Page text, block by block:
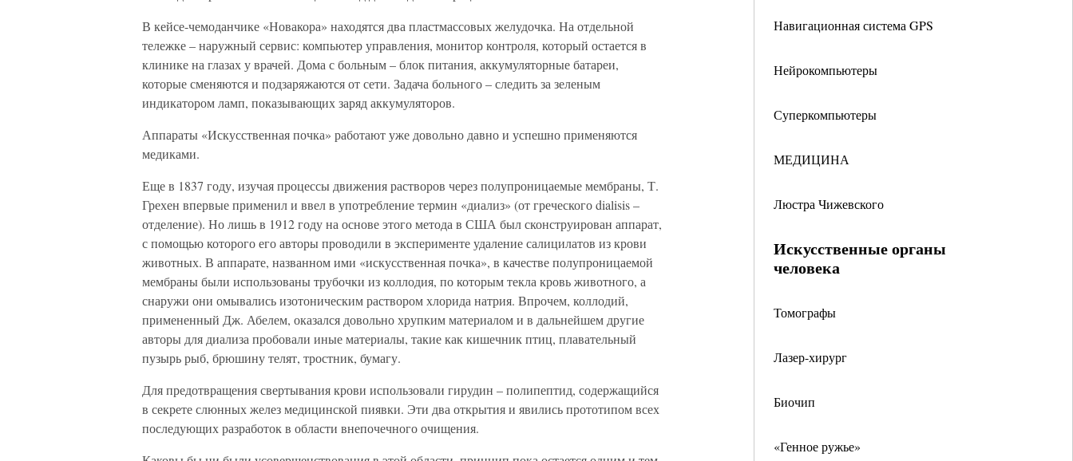
Навигационная система GPS
Нейрокомпьютеры
Суперкомпьютеры
МЕДИЦИНА
Люстра Чижевского
Искусственные органы
человека
Томографы
Лазер-хирург
Биочип
«Генное ружье»
В кейсе-чемоданчике «Новакора» находятся два пластмассовых желудочка. На отдельной
тележке – наружный сервис: компьютер управления, монитор контроля, который остается в
клинике на глазах у врачей. Дома с больным – блок питания, аккумуляторные батареи,
которые сменяются и подзаряжаются от сети. Задача больного – следить за зеленым
индикатором ламп, показывающих заряд аккумуляторов.
Аппараты «Искусственная почка» работают уже довольно давно и успешно применяются
медиками.
Еще в 1837 году, изучая процессы движения растворов через полупроницаемые мембраны, Т.
Грехен впервые применил и ввел в употребление термин «диализ» (от греческого dialisis –
отделение). Но лишь в 1912 году на основе этого метода в США был сконструирован аппарат,
с помощью которого его авторы проводили в эксперименте удаление салицилатов из крови
животных. В аппарате, названном ими «искусственная почка», в качестве полупроницаемой
мембраны были использованы трубочки из коллодия, по которым текла кровь животного, а
снаружи они омывались изотоническим раствором хлорида натрия. Впрочем, коллодий,
примененный Дж. Абелем, оказался довольно хрупким материалом и в дальнейшем другие
авторы для диализа пробовали иные материалы, такие как кишечник птиц, плавательный
пузырь рыб, брюшину телят, тростник, бумагу.
Для предотвращения свертывания крови использовали гирудин – полипептид, содержащийся
в секрете слюнных желез медицинской пиявки. Эти два открытия и явились прототипом всех
последующих разработок в области внепочечного очищения.